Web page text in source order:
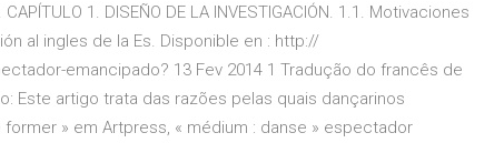
1. DISEÑO DE LA INVESTIGACIÓN. 1.1. Motivaciones
al ingles de la Es. Disponible en : http://
emancipado? 13 Fev 2014 1 Tradução do francês de
Este artigo trata das razões pelas quais dançarinos
» em Artpress, « médium : danse » espectador